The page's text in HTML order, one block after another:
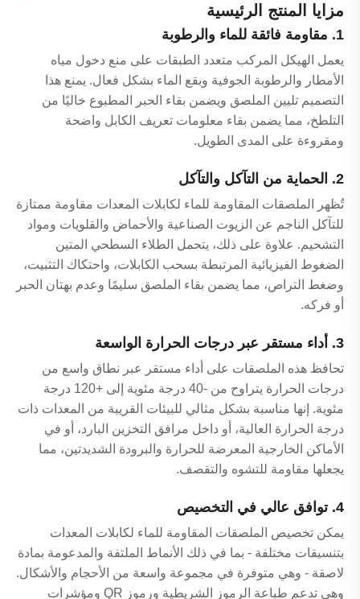
مزايا المنتج الرئيسية
1. مقاومة فائقة للماء والرطوبة
يعمل الهيكل المركب متعدد الطبقات على منع دخول مياه
الأمطار والرطوبة الجوفية وبقع الماء بشكل فعال. يمنع هذا
التصميم تليين الملصق ويضمن بقاء الحبر المطبوع خاليًا من
التلطخ، مما يضمن بقاء معلومات تعريف الكابل واضحة
ومقروءة على المدى الطويل.
2. الحماية من التآكل والتآكل
تُظهر الملصقات المقاومة للماء لكابلات المعدات مقاومة ممتازة
للتآكل الناجم عن الزيوت الصناعية والأحماض والقلويات ومواد
التشحيم. علاوة على ذلك، يتحمل الطلاء السطحي المتين
الضغوط الفيزيائية المرتبطة بسحب الكابلات، واحتكاك التثبيت،
وضغط التراص، مما يضمن بقاء الملصق سليمًا وعدم بهتان الحبر
أو فركه.
3. أداء مستقر عبر درجات الحرارة الواسعة
تحافظ هذه الملصقات على أداء مستقر عبر نطاق واسع من
درجات الحرارة يتراوح من -40 درجة مئوية إلى +120 درجة
مئوية. إنها مناسبة بشكل مثالي للبيئات القريبة من المعدات ذات
درجة الحرارة العالية، أو داخل مرافق التخزين البارد، أو في
الأماكن الخارجية المعرضة للحرارة والبرودة الشديدتين، مما
يجعلها مقاومة للتشوه والتقصف.
4. توافق عالي في التخصيص
يمكن تخصيص الملصقات المقاومة للماء لكابلات المعدات
بتنسيقات مختلفة - بما في ذلك الأنماط الملتفة والمدعومة بمادة
لاصقة - وهي متوفرة في مجموعة واسعة من الأحجام والأشكال.
وهي تدعم طباعة الرموز الشريطية ورموز QR ومؤشرات